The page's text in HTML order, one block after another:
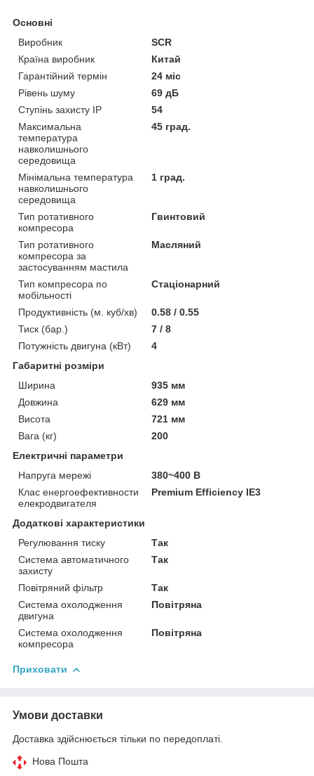
Основні
Виробник
SCR
Країна виробник
Китай
Гарантійний термін
24 міс
Рівень шуму
69 дБ
Ступінь захисту IP
54
Максимальна
температура
навколишнього
середовища
45 град.
Мінімальна температура
навколишнього
середовища
1 град.
Тип ротативного
компресора
Гвинтовий
Тип ротативного
компресора за
застосуванням мастила
Масляний
Тип компресора по
мобільності
Стаціонарний
Продуктивність (м. куб/хв)
0.58 / 0.55
Тиск (бар.)
7 / 8
Потужність двигуна (кВт)
4
Габаритні розміри
Ширина
935 мм
Довжина
629 мм
Висота
721 мм
Вага (кг)
200
Електричні параметри
Напруга мережі
380~400 В
Клас енергоефективности
елекродвигателя
Premium Efficiency IE3
Додаткові характеристики
Регулювання тиску
Так
Система автоматичного
захисту
Так
Повітряний фільтр
Так
Система охолодження
двигуна
Повітряна
Система охолодження
компресора
Повітряна
Приховати
Умови доставки
Доставка здійснюється тільки по передоплаті.
Нова Пошта